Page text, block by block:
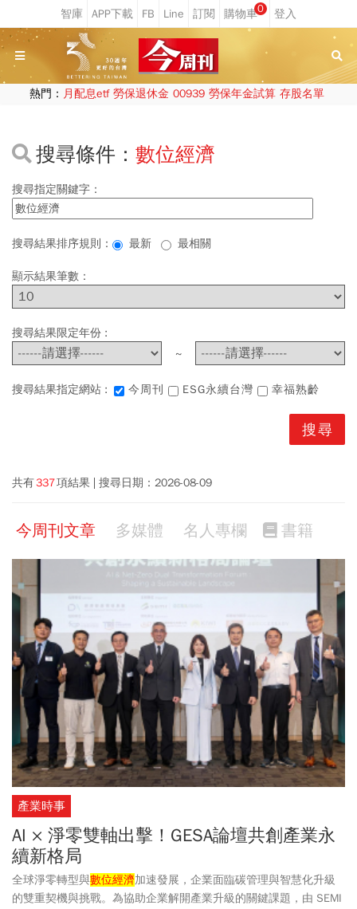
0
熱門： 月配息etf 勞保退休金 00939 勞保年金試算 存股名單
搜尋條件： 數位經濟
搜尋指定關鍵字：
搜尋結果排序規則： 最新 最相關
顯示結果筆數：
搜尋結果限定年份 :
~
搜尋結果指定網站 : 今周刊 ESG永續台灣 幸福熟齡
共有337項結果 搜尋日期： 2026-08-09
今周刊文章 多媒體 名人專欄 書籍
產業時事
AI × 淨零雙軸出擊！GESA論壇共創產業永
續新格局
全球淨零轉型與數位經濟加速發展，企業面臨碳管理與智慧化升級
的雙重契機與挑戰。為協助企業解開產業升級的關鍵課題，由 SEMI